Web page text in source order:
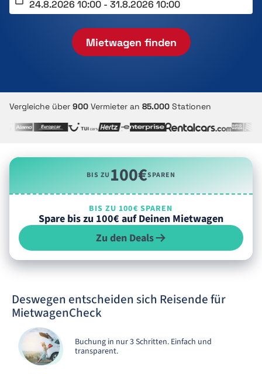
Mietwagen finden
Vergleiche über 900 Vermieter an 85.000 Stationen
BIS ZU100€SPAREN
BIS ZU 100€ SPAREN
Spare bis zu 100€ auf Deinen Mietwagen
Zu den Deals
Deswegen entscheiden sich Reisende für
MietwagenCheck
Buchung in nur 3 Schritten. Einfach und
transparent.